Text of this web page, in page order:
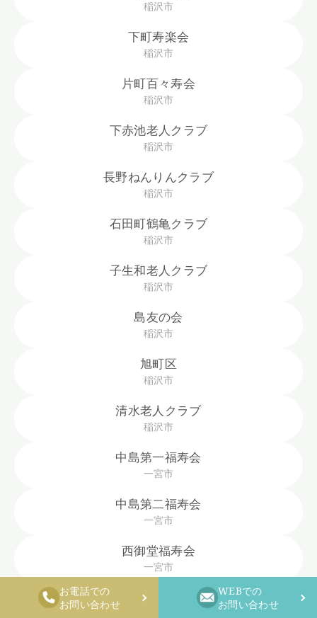
稲沢市
下町寿楽会
稲沢市
片町百々寿会
稲沢市
下赤池老人クラブ
稲沢市
長野ねんりんクラブ
稲沢市
石田町鶴亀クラブ
稲沢市
子生和老人クラブ
稲沢市
島友の会
稲沢市
旭町区
稲沢市
清水老人クラブ
稲沢市
中島第一福寿会
一宮市
中島第二福寿会
一宮市
西御堂福寿会
一宮市
上萱津長生クラブ
お電話での
お問い合わせ
WEBでの
お問い合わせ